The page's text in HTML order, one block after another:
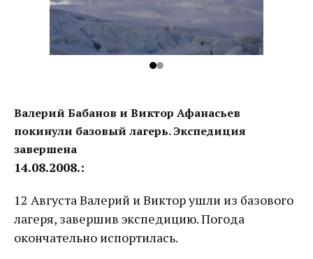
Валерий Бабанов и Виктор Афанасьев
покинули базовый лагерь. Экспедиция
завершена
14.08.2008.:
12 Августа Валерий и Виктор ушли из базового
лагеря, завершив экспедицию. Погода
окончательно испортилась.